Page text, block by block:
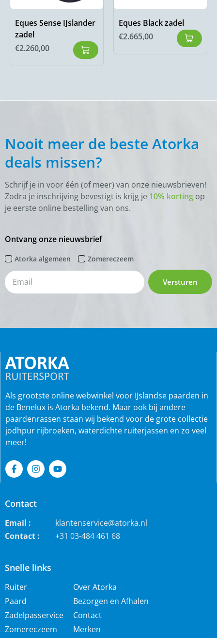
Eques Sense IJslander
zadel
€2.260,00
Eques Black zadel
€2.665,00
Nooit meer de beste Atorka
deals missen?
Schrijf je in voor één (of meer) van onze nieuwsbrieven!
Zodra je inschrijving bevestigt is krijg je 10% korting op
je eerste online bestelling van ons.
Ontvang onze nieuwsbrief
Atorka algemeen Zomereczeem
Versturen
Snelle links
Ruiter
Paard
Zadelpasservice
Zomereczeem
Over Atorka
Bezorgen en Afhalen
Contact
Merken
Als grootste online webwinkel voor IJslandse paarden in
de Benelux is Atorka bekend. Maar ook bij andere
paardenrassen staan wij bekend voor de grote collectie
jodhpur rijbroeken, waterdichte ruiterjassen en zo veel
meer!
Contact
Email :
klantenservice@atorka.nl
Contact :
+31 03-484 461 68